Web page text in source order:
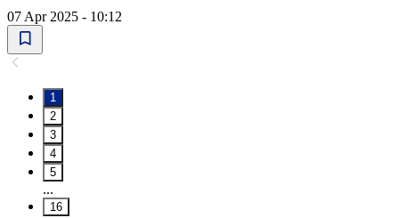
07 Apr 2025 - 10:12
1
2
3
4
5
...
16